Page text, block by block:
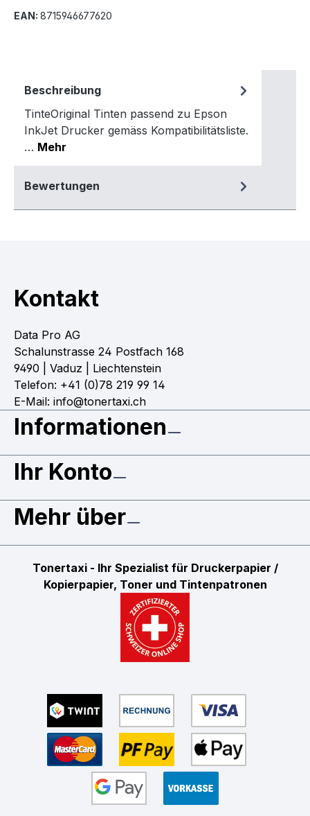
EAN: 8715946677620
Beschreibung
TinteOriginal Tinten passend zu Epson
InkJet Drucker gemäss Kompatibilitätsliste.
… Mehr
Bewertungen
Kontakt
Data Pro AG
Schalunstrasse 24 Postfach 168
9490 | Vaduz | Liechtenstein
Telefon: +41 (0)78 219 99 14
E-Mail: info@tonertaxi.ch
Informationen
Ihr Konto
Mehr über
Tonertaxi - Ihr Spezialist für Druckerpapier /
Kopierpapier, Toner und Tintenpatronen